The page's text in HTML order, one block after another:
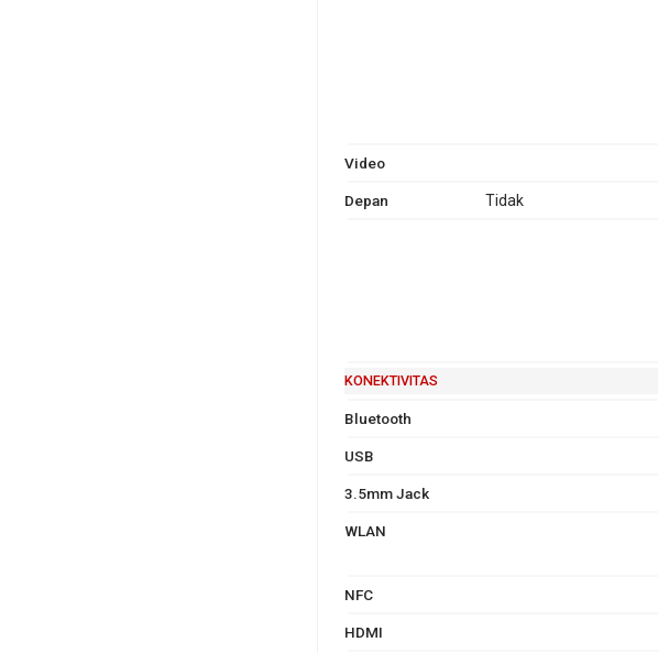
Video
Depan Tidak
KONEKTIVITAS
Bluetooth
USB
3.5mm Jack
WLAN
NFC
HDMI